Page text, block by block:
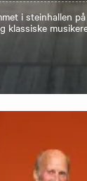
i steinhallen
klassiske